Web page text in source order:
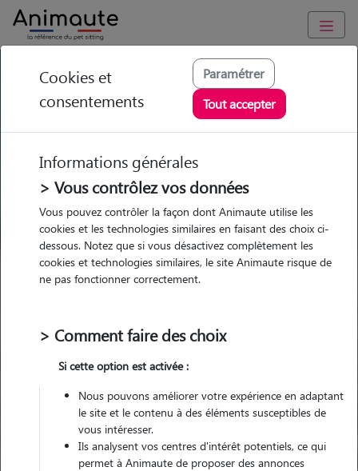
GARDE ANIMAUX à Coulans-sur-Gée : Garde chien et chat en
famille ou à domicile, visites et promenades
Trouvez une garde animaux à
Coulans-sur-Gée
Parmi nos pet-sitters à Coulans-
sur-Gée
Pour quel animal ?
Cookies et
consentements
Paramétrer
Tout accepter
Informations générales
> Vous contrôlez vos données
Vous pouvez contrôler la façon dont Animaute utilise les
cookies et les technologies similaires en faisant des choix ci-
dessous. Notez que si vous désactivez complètement les
cookies et technologies similaires, le site Animaute risque de
ne pas fonctionner correctement.
> Comment faire des choix
Si cette option est activée :
Nous pouvons améliorer votre expérience en adaptant
le site et le contenu à des éléments susceptibles de
vous intéresser.
Ils analysent vos centres d'intérêt potentiels, ce qui
permet à Animaute de proposer des annonces